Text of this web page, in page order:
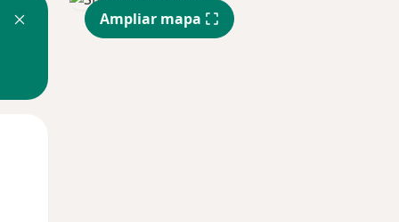
Ampliar mapa